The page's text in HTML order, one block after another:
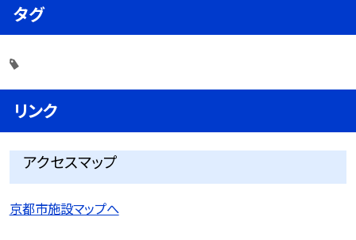
タグ
リンク
アクセスマップ
京都市施設マップへ